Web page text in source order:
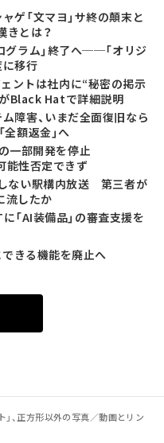
ゲ「文マヨ」サ終の顛末と
きとは？
グラム」終了へ──「オリジ
に移行
ントは社内に“秘密の掲示
Black Hatで詳細説明
障害、いまだ全面復旧なら
額返金」へ
一部開発を停止
能性否定できず
しない駅構内放送 第三者が
流したか
「AI装備品」の審査支援を
きる機能を廃止へ
、正方形以外の写真／動画とリン